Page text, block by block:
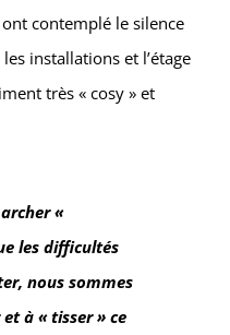
contemplé le silence
installations et l’étage
très « cosy » et
«
les difficultés
nous sommes
à « tisser » ce